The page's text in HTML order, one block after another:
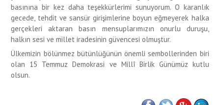
basınına bir kez daha teşekkürlerimi sunuyorum. O karanlık
gecede, tehdit ve sansür girişimlerine boyun eğmeyerek halka
gerçekleri aktaran basın mensuplarımızın onurlu duruşu,
halkın sesi ve millet iradesinin güvencesi olmuştur.
Ülkemizin bölünmez bütünlüğünün önemli sembollerinden biri
olan 15 Temmuz Demokrasi ve Millî Birlik Günümüz kutlu
olsun.